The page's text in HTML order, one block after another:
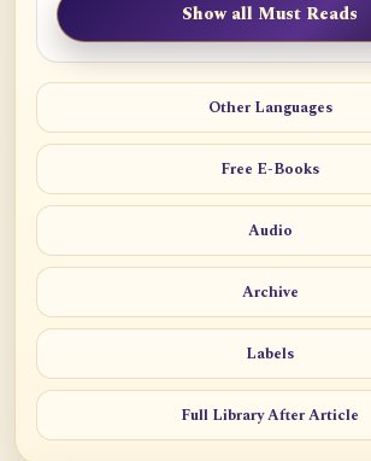
Show all Must Reads
Other Languages
Free E-Books
Audio
Archive
Labels
Full Library After Article